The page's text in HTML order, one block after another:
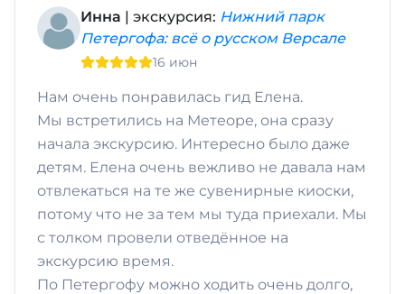
Инна | экскурсия: Нижний парк
Петергофа: всё о русском Версале
16 июн
Нам очень понравилась гид Елена.
Мы встретились на Метеоре, она сразу
начала экскурсию. Интересно было даже
детям. Елена очень вежливо не давала нам
отвлекаться на те же сувенирные киоски,
потому что не за тем мы туда приехали. Мы
с толком провели отведённое на
экскурсию время.
По Петергофу можно ходить очень долго,